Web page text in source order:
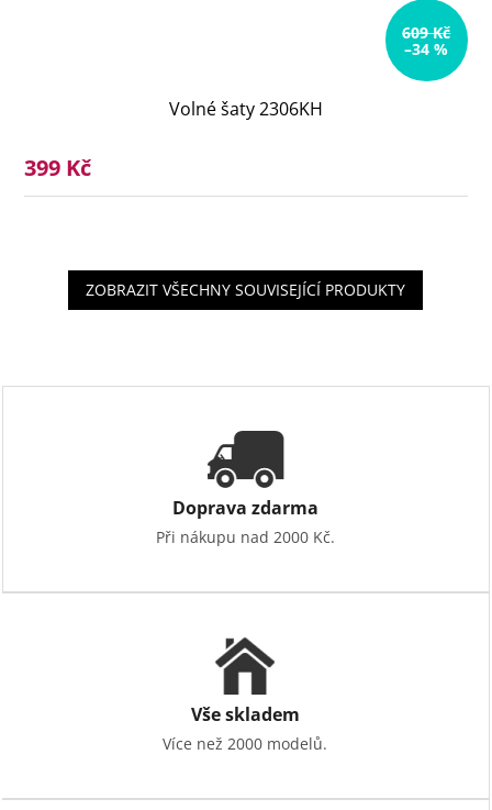
609 Kč
–34 %
Volné šaty 2306KH
399 Kč
ZOBRAZIT VŠECHNY SOUVISEJÍCÍ PRODUKTY
Doprava zdarma
Při nákupu nad 2000 Kč.
Vše skladem
Více než 2000 modelů.